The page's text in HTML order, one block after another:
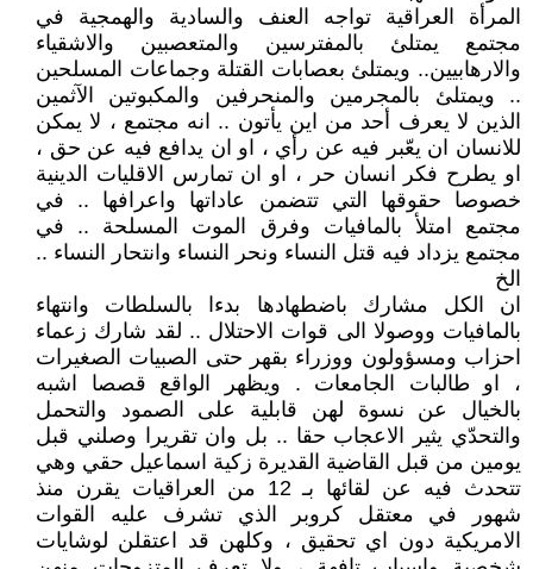
المرأة العراقية تواجه العنف والسادية والهمجية في
مجتمع يمتلئ بالمفترسين والمتعصبين والاشقياء
والارهابيين.. ويمتلئ بعصابات القتلة وجماعات المسلحين
.. ويمتلئ بالمجرمين والمنحرفين والمكبوتين الآثمين
الذين لا يعرف أحد من اين يأتون .. انه مجتمع ، لا يمكن
للانسان ان يعّبر فيه عن رأي ، او ان يدافع فيه عن حق ،
او يطرح فكر انسان حر ، او ان تمارس الاقليات الدينية
خصوصا حقوقها التي تتضمن عاداتها واعرافها .. في
مجتمع امتلأ بالمافيات وفرق الموت المسلحة .. في
مجتمع يزداد فيه قتل النساء ونحر النساء وانتحار النساء ..
الخ
ان الكل مشارك باضطهادها بدءا بالسلطات وانتهاء
بالمافيات ووصولا الى قوات الاحتلال .. لقد شارك زعماء
احزاب ومسؤولون ووزراء بقهر حتى الصبيات الصغيرات
، او طالبات الجامعات . ويظهر الواقع قصصا اشبه
بالخيال عن نسوة لهن قابلية على الصمود والتحمل
والتحدّي يثير الاعجاب حقا .. بل وان تقريرا وصلني قبل
يومين من قبل القاضية القديرة زكية اسماعيل حقي وهي
تتحدث فيه عن لقائها بـ 12 من العراقيات يقرن منذ
شهور في معتقل كروبر الذي تشرف عليه القوات
الامريكية دون اي تحقيق ، وكلهن قد اعتقلن لوشايات